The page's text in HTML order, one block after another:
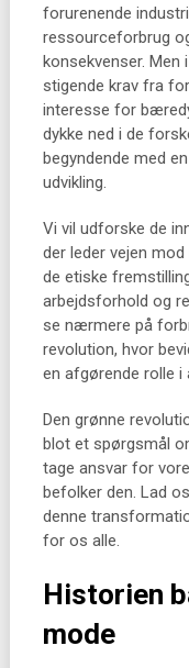
forurenende
ressourceforbrug
konsekvenser.
stigende krav fra
interesse for
dykke ned i de
begyndende med
udvikling.
Vi vil udforske de
der leder vejen
de etiske
arbejdsforhold og
se nærmere på
revolution, hvor
en afgørende rolle
Den grønne
blot et spørgsmål
tage ansvar for
befolker den. Lad
denne
for os alle.
Historien
mode